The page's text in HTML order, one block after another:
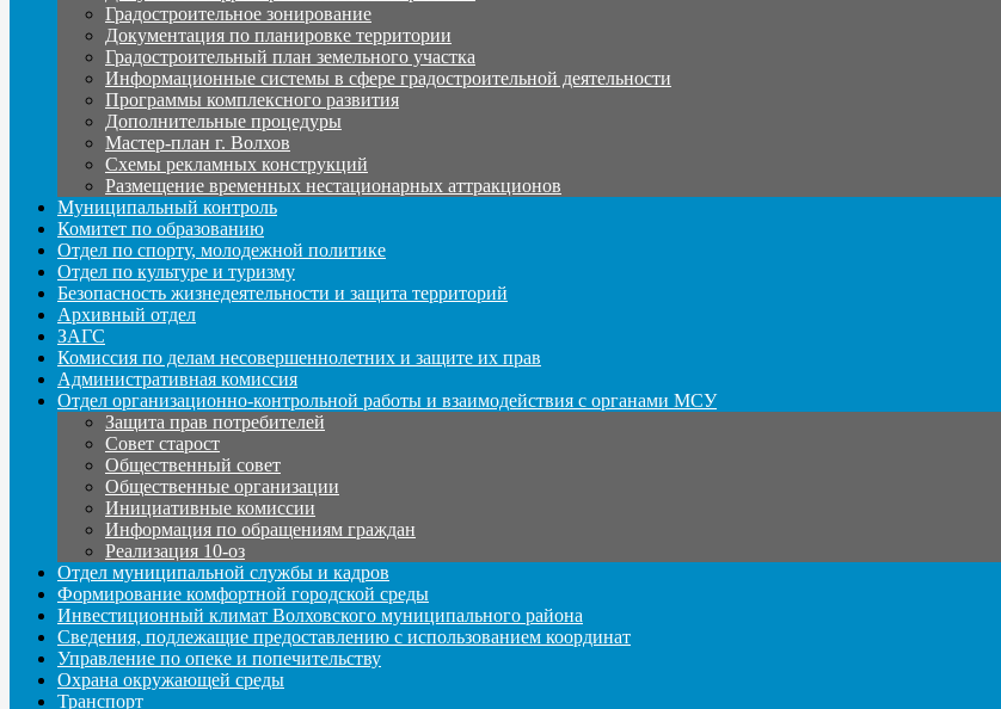
Градостроительное зонирование
Документация по планировке территории
Градостроительный план земельного участка
Информационные системы в сфере градостроительной деятельности
Программы комплексного развития
Дополнительные процедуры
Мастер-план г. Волхов
Схемы рекламных конструкций
Размещение временных нестационарных аттракционов
Муниципальный контроль
Комитет по образованию
Отдел по спорту, молодежной политике
Отдел по культуре и туризму
Безопасность жизнедеятельности и защита территорий
Архивный отдел
ЗАГС
Комиссия по делам несовершеннолетних и защите их прав
Административная комиссия
Отдел организационно-контрольной работы и взаимодействия с органами МСУ
Защита прав потребителей
Совет старост
Общественный совет
Общественные организации
Инициативные комиссии
Информация по обращениям граждан
Реализация 10-оз
Отдел муниципальной службы и кадров
Формирование комфортной городской среды
Инвестиционный климат Волховского муниципального района
Сведения, подлежащие предоставлению с использованием координат
Управление по опеке и попечительству
Охрана окружающей среды
Транспорт